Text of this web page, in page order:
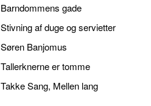
Barndommens gade
Stivning af duge og servietter
Søren Banjomus
Tallerknerne er tomme
Takke Sang, Mellen lang